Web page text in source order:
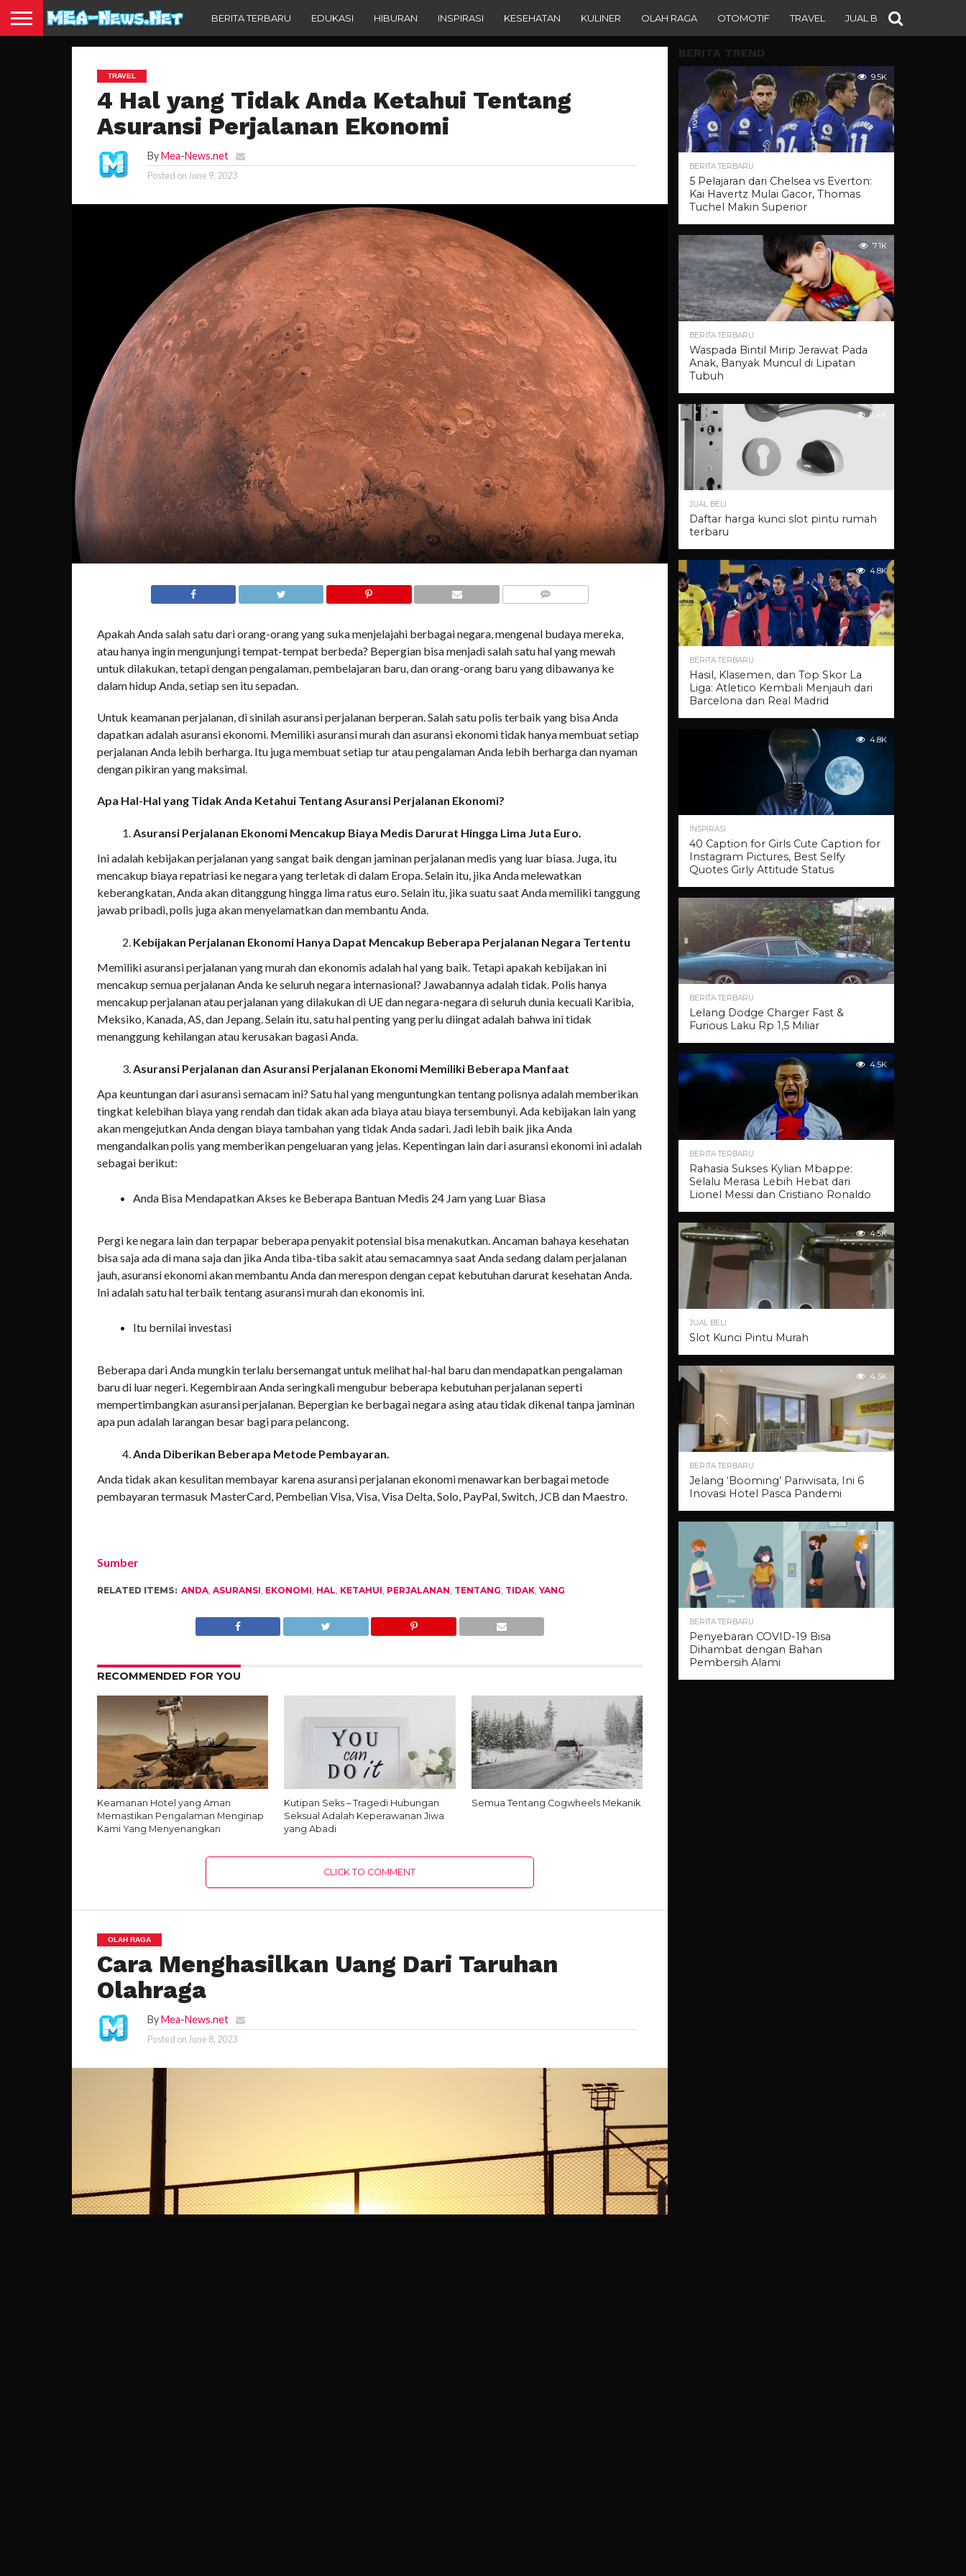
BERITA TERBARU EDUKASI HIBURAN INSPIRASI KESEHATAN KULINER OLAH RAGA OTOMOTIF TRAVEL JUAL BELI
TRAVEL
4 Hal yang Tidak Anda Ketahui Tentang
Asuransi Perjalanan Ekonomi
ByMea-News.net
Posted on June 9, 2023
Apakah Anda salah satu dari orang-orang yang suka menjelajahi berbagai negara, mengenal budaya mereka,
atau hanya ingin mengunjungi tempat-tempat berbeda? Bepergian bisa menjadi salah satu hal yang mewah
untuk dilakukan, tetapi dengan pengalaman, pembelajaran baru, dan orang-orang baru yang dibawanya ke
dalam hidup Anda, setiap sen itu sepadan.
Untuk keamanan perjalanan, di sinilah asuransi perjalanan berperan. Salah satu polis terbaik yang bisa Anda
dapatkan adalah asuransi ekonomi. Memiliki asuransi murah dan asuransi ekonomi tidak hanya membuat setiap
perjalanan Anda lebih berharga. Itu juga membuat setiap tur atau pengalaman Anda lebih berharga dan nyaman
dengan pikiran yang maksimal.
Apa Hal-Hal yang Tidak Anda Ketahui Tentang Asuransi Perjalanan Ekonomi?
Asuransi Perjalanan Ekonomi Mencakup Biaya Medis Darurat Hingga Lima Juta Euro.
Ini adalah kebijakan perjalanan yang sangat baik dengan jaminan perjalanan medis yang luar biasa. Juga, itu
mencakup biaya repatriasi ke negara yang terletak di dalam Eropa. Selain itu, jika Anda melewatkan
keberangkatan, Anda akan ditanggung hingga lima ratus euro. Selain itu, jika suatu saat Anda memiliki tanggung
jawab pribadi, polis juga akan menyelamatkan dan membantu Anda.
Kebijakan Perjalanan Ekonomi Hanya Dapat Mencakup Beberapa Perjalanan Negara Tertentu
Memiliki asuransi perjalanan yang murah dan ekonomis adalah hal yang baik. Tetapi apakah kebijakan ini
mencakup semua perjalanan Anda ke seluruh negara internasional? Jawabannya adalah tidak. Polis hanya
mencakup perjalanan atau perjalanan yang dilakukan di UE dan negara-negara di seluruh dunia kecuali Karibia,
Meksiko, Kanada, AS, dan Jepang. Selain itu, satu hal penting yang perlu diingat adalah bahwa ini tidak
menanggung kehilangan atau kerusakan bagasi Anda.
Asuransi Perjalanan dan Asuransi Perjalanan Ekonomi Memiliki Beberapa Manfaat
Apa keuntungan dari asuransi semacam ini? Satu hal yang menguntungkan tentang polisnya adalah memberikan
tingkat kelebihan biaya yang rendah dan tidak akan ada biaya atau biaya tersembunyi. Ada kebijakan lain yang
akan mengejutkan Anda dengan biaya tambahan yang tidak Anda sadari. Jadi lebih baik jika Anda
mengandalkan polis yang memberikan pengeluaran yang jelas. Kepentingan lain dari asuransi ekonomi ini adalah
sebagai berikut:
Anda Bisa Mendapatkan Akses ke Beberapa Bantuan Medis 24 Jam yang Luar Biasa
Pergi ke negara lain dan terpapar beberapa penyakit potensial bisa menakutkan. Ancaman bahaya kesehatan
bisa saja ada di mana saja dan jika Anda tiba-tiba sakit atau semacamnya saat Anda sedang dalam perjalanan
jauh, asuransi ekonomi akan membantu Anda dan merespon dengan cepat kebutuhan darurat kesehatan Anda.
Ini adalah satu hal terbaik tentang asuransi murah dan ekonomis ini.
Itu bernilai investasi
Beberapa dari Anda mungkin terlalu bersemangat untuk melihat hal-hal baru dan mendapatkan pengalaman
baru di luar negeri. Kegembiraan Anda seringkali mengubur beberapa kebutuhan perjalanan seperti
mempertimbangkan asuransi perjalanan. Bepergian ke berbagai negara asing atau tidak dikenal tanpa jaminan
apa pun adalah larangan besar bagi para pelancong.
Anda Diberikan Beberapa Metode Pembayaran.
Anda tidak akan kesulitan membayar karena asuransi perjalanan ekonomi menawarkan berbagai metode
pembayaran termasuk MasterCard, Pembelian Visa, Visa, Visa Delta, Solo, PayPal, Switch, JCB dan Maestro.
Sumber
RELATED ITEMS: ANDA, ASURANSI, EKONOMI, HAL, KETAHUI, PERJALANAN, TENTANG, TIDAK, YANG
RECOMMENDED FOR YOU
Keamanan Hotel yang Aman
Memastikan Pengalaman Menginap
Kami Yang Menyenangkan
Kutipan Seks – Tragedi Hubungan
Seksual Adalah Keperawanan Jiwa
yang Abadi
Semua Tentang Cogwheels Mekanik
CLICK TO COMMENT
OLAH RAGA
Cara Menghasilkan Uang Dari Taruhan
Olahraga
ByMea-News.net
Posted on June 8, 2023
BERITA TREND
9.5K
BERITA TERBARU
5 Pelajaran dari Chelsea vs Everton:
Kai Havertz Mulai Gacor, Thomas
Tuchel Makin Superior
7.1K
BERITA TERBARU
Waspada Bintil Mirip Jerawat Pada
Anak, Banyak Muncul di Lipatan
Tubuh
6.4K
JUAL BELI
Daftar harga kunci slot pintu rumah
terbaru
4.8K
BERITA TERBARU
Hasil, Klasemen, dan Top Skor La
Liga: Atletico Kembali Menjauh dari
Barcelona dan Real Madrid
4.8K
INSPIRASI
40 Caption for Girls Cute Caption for
Instagram Pictures, Best Selfy
Quotes Girly Attitude Status
4.7K
BERITA TERBARU
Lelang Dodge Charger Fast &
Furious Laku Rp 1,5 Miliar
4.5K
BERITA TERBARU
Rahasia Sukses Kylian Mbappe:
Selalu Merasa Lebih Hebat dari
Lionel Messi dan Cristiano Ronaldo
4.5K
JUAL BELI
Slot Kunci Pintu Murah
4.3K
BERITA TERBARU
Jelang ‘Booming’ Pariwisata, Ini 6
Inovasi Hotel Pasca Pandemi
4.1K
BERITA TERBARU
Penyebaran COVID-19 Bisa
Dihambat dengan Bahan
Pembersih Alami